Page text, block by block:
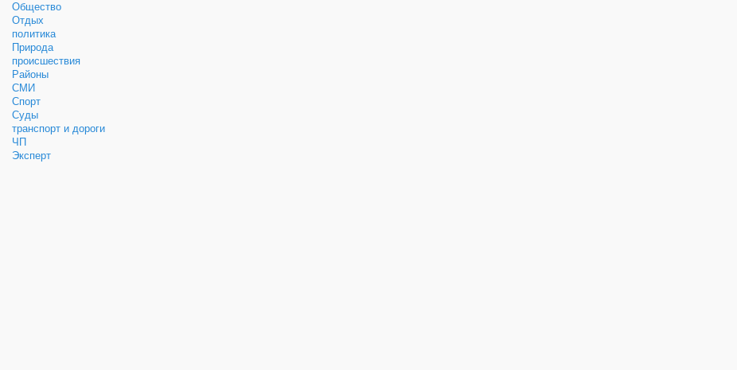
Общество
Отдых
политика
Природа
происшествия
Районы
СМИ
Спорт
Суды
транспорт и дороги
ЧП
Эксперт